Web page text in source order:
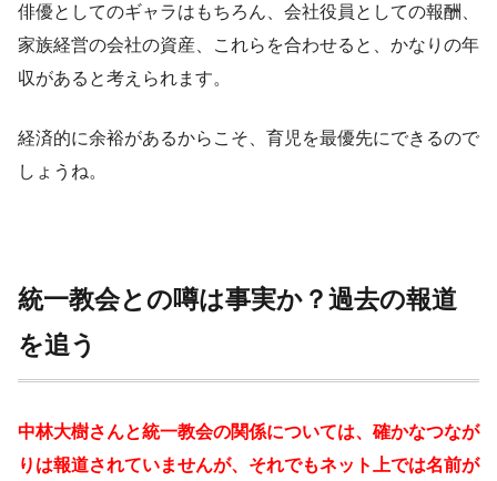
俳優としてのギャラはもちろん、会社役員としての報酬、
家族経営の会社の資産、これらを合わせると、かなりの年
収があると考えられます。
経済的に余裕があるからこそ、育児を最優先にできるので
しょうね。
統一教会との噂は事実か？過去の報道
を追う
中林大樹さんと統一教会の関係については、確かなつなが
りは報道されていませんが、それでもネット上では名前が